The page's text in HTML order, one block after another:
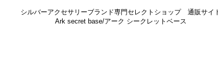
シルバーアクセサリーブランド専門セレクトショップ 通販サイ
Ark secret base/アーク シークレットベース